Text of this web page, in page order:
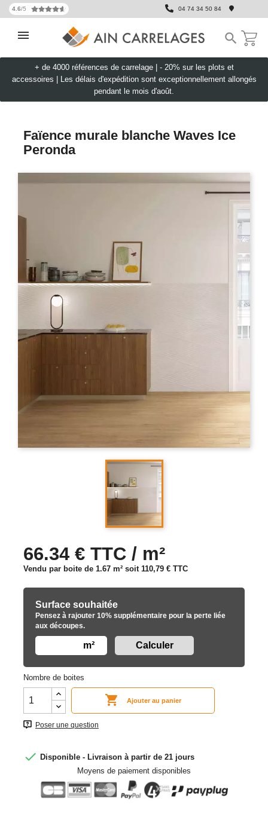
4.6/5 04 74 34 50 84

+ de 4000 références de carrelage | - 20% sur les plots et
accessoires
Les délais d'expédition sont exceptionnellement allongés
pendant le mois d'août.
Faïence murale blanche Waves Ice
Peronda
66.34 € TTC / m²
Vendu par boite de 1.67 m² soit 110,79 € TTC
Surface souhaitée
Pensez à rajouter 10% supplémentaire pour la perte liée
aux découpes.
m²
Nombre de boites
 Ajouter au panier
Poser une question
 Disponible - Livraison à partir de 21 jours
Moyens de paiement disponibles